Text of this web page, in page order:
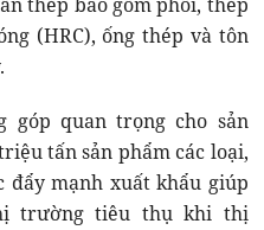
(HRC), ống thép và tôn
góp quan trọng cho sản
tấn sản phẩm các loại,
đẩy mạnh xuất khẩu giúp
trường tiêu thụ khi thị